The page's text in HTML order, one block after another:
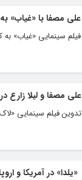
علی مصفا با «غیاب»
فیلم سینمایی «غیاب» به
علی مصفا و لیلا زارع
تدوین فیلم سینمایی
«یلدا» در آمریکا و